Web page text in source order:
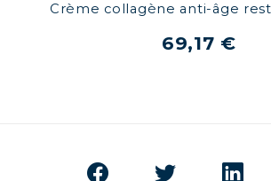
Crème collagène anti-âge
69,17 €